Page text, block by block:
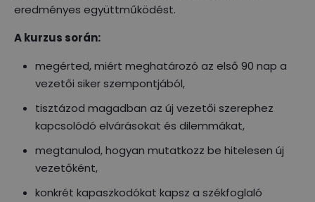
eredményes együttműködést.
A kurzus során:
megérted, miért meghatározó az első 90 nap a
vezetői siker szempontjából,
tisztázod magadban az új vezetői szerephez
kapcsolódó elvárásokat és dilemmákat,
megtanulod, hogyan mutatkozz be hitelesen új
vezetőként,
konkrét kapaszkodókat kapsz a székfoglaló